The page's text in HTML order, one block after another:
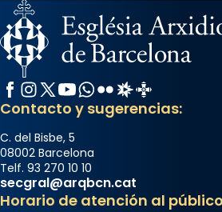
Facebook
Instagram
X / Twitter
YouTube
WhatsApp
FlickrRadio Estel
Catalunya
Contacto y sugerencias:
C. del Bisbe, 5
08002 Barcelona
Telf. 93 270 10 10
secgral@arqbcn.cat
Horario de atención al